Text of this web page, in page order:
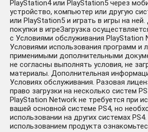
PlayStation4 или PlayStation5 через
устройство, компьютер или другую
или PlayStation5 и играть в игры на
покупки в игреЗагрузка
с Условиями обслуживания PlayStation
Условиями использования программ и
применимыми дополнительными
не согласны выполнять условия, не
материалы. Дополнительная
Условиях обслуживания. Разовая
право загрузки на несколько систем
PlayStation Network не требуется при
вашей основной системе PS4, но
использовании на других системах
использованием продукта